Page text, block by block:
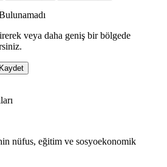
veya daha geniş bir bölgede
nüfus, eğitim ve sosyoekonomik